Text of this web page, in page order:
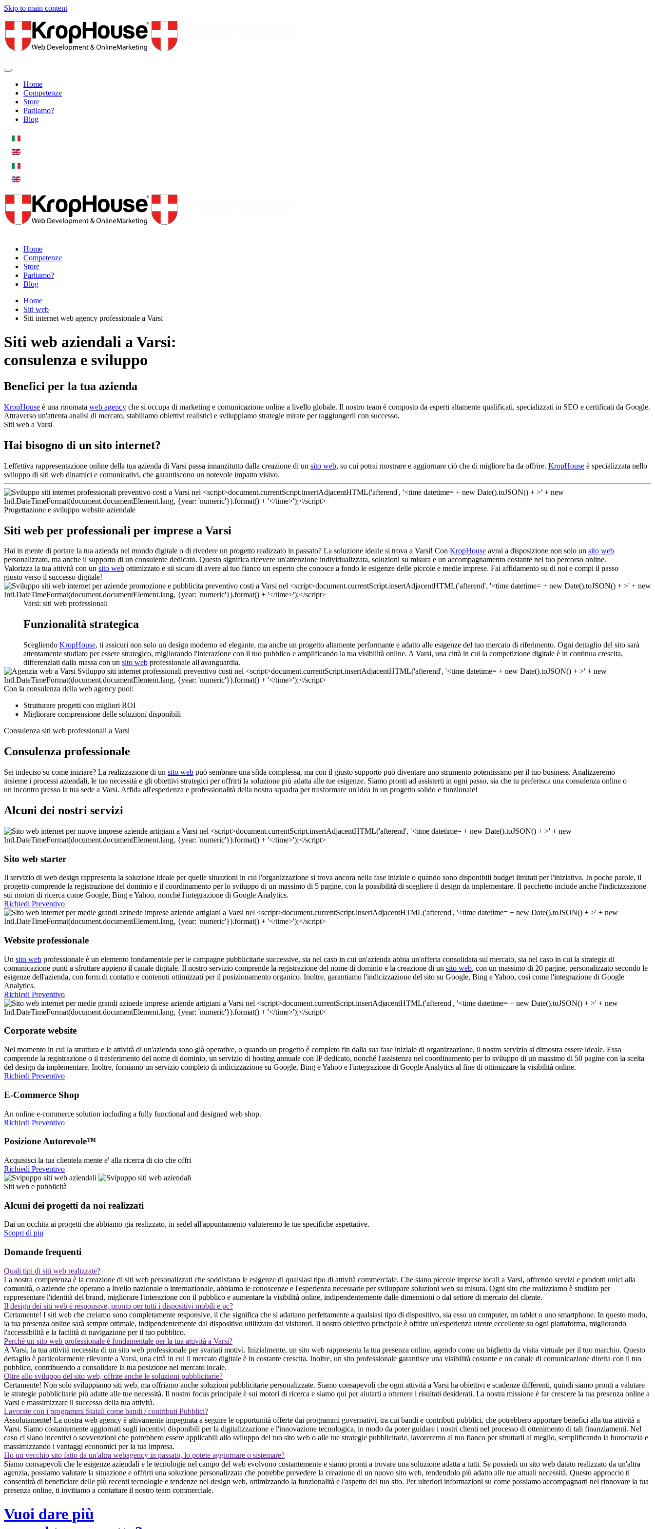
Skip to main content
Home
Competenze
Store
Parliamo?
Blog
Home
Competenze
Store
Parliamo?
Blog
Home
Siti web
Siti internet web agency professionale a Varsi
Siti web aziendali a Varsi:
consulenza e sviluppo
Benefici per la tua azienda
KropHouse è una rinomata web agency che si occupa di marketing e comunicazione online a livello globale. Il nostro team è composto da esperti altamente qualificati, specializzati in SEO e certificati da Google.
Attraverso un'attenta analisi di mercato, stabiliamo obiettivi realistici e sviluppiamo strategie mirate per raggiungerli con successo.
Siti web a Varsi
Hai bisogno di un sito internet?
Leffettiva rappresentazione online della tua azienda di Varsi passa innanzitutto dalla creazione di un sito web, su cui potrai mostrare e aggiornare ciò che di migliore ha da offrire. KropHouse è specializzata nello
sviluppo di siti web dinamici e comunicativi, che garantiscono un notevole impatto visivo.
Progettazione e sviluppo website aziendale
Siti web per professionali per imprese a Varsi
Hai in mente di portare la tua azienda nel mondo digitale o di rivedere un progetto realizzato in passato? La soluzione ideale si trova a Varsi! Con KropHouse avrai a disposizione non solo un sito web
personalizzato, ma anche il supporto di un consulente dedicato. Questo significa ricevere un'attenzione individualizzata, soluzioni su misura e un accompagnamento costante nel tuo percorso online.
Valorizza la tua attività con un sito web ottimizzato e sii sicuro di avere al tuo fianco un esperto che conosce a fondo le esigenze delle piccole e medie imprese. Fai affidamento su di noi e compi il passo
giusto verso il successo digitale!
Varsi: siti web professionali
Funzionalità strategica
Scegliendo KropHouse, ti assicuri non solo un design moderno ed elegante, ma anche un progetto altamente performante e adatto alle esigenze del tuo mercato di riferimento. Ogni dettaglio del sito sarà
attentamente studiato per essere strategico, migliorando l'interazione con il tuo pubblico e amplificando la tua visibilità online. A Varsi, una città in cui la competizione digitale è in continua crescita,
differenziati dalla massa con un sito web professionale all'avanguardia.
Con la consulenza della web agency puoi:
Strutturare progetti con migliori ROI
Migliorare comprensione delle soluzioni disponibili
Consulenza siti web professionali a Varsi
Consulenza professionale
Sei indeciso su come iniziare? La realizzazione di un sito web può sembrare una sfida complessa, ma con il giusto supporto può diventare uno strumento potentissimo per il tuo business. Analizzeremo
insieme i processi aziendali, le tue necessità e gli obiettivi strategici per offrirti la soluzione più adatta alle tue esigenze. Siamo pronti ad assisterti in ogni passo, sia che tu preferisca una consulenza online o
un incontro presso la tua sede a Varsi. Affida all'esperienza e professionalità della nostra squadra per trasformare un'idea in un progetto solido e funzionale!
Alcuni dei nostri servizi
Sito web starter
Il servizio di web design rappresenta la soluzione ideale per quelle situazioni in cui l'organizzazione si trova ancora nella fase iniziale o quando sono disponibili budget limitati per l'iniziativa. In poche parole, il
progetto comprende la registrazione del dominio e il coordinamento per lo sviluppo di un massimo di 5 pagine, con la possibilità di scegliere il design da implementare. Il pacchetto include anche l'indicizzazione
sui motori di ricerca come Google, Bing e Yahoo, nonché l'integrazione di Google Analytics.
Richiedi Preventivo
Website professionale
Un sito web professionale è un elemento fondamentale per le campagne pubblicitarie successive, sia nel caso in cui un'azienda abbia un'offerta consolidata sul mercato, sia nel caso in cui la strategia di
comunicazione punti a sfruttare appieno il canale digitale. Il nostro servizio comprende la registrazione del nome di dominio e la creazione di un sito web, con un massimo di 20 pagine, personalizzato secondo le
esigenze dell'azienda, con form di contatto e contenuti ottimizzati per il posizionamento organico. Inoltre, garantiamo l'indicizzazione del sito su Google, Bing e Yahoo, così come l'integrazione di Google
Analytics.
Richiedi Preventivo
Corporate website
Nel momento in cui la struttura e le attività di un'azienda sono già operative, o quando un progetto è completo fin dalla sua fase iniziale di organizzazione, il nostro servizio si dimostra essere ideale. Esso
comprende la registrazione o il trasferimento del nome di dominio, un servizio di hosting annuale con IP dedicato, nonché l'assistenza nel coordinamento per lo sviluppo di un massimo di 50 pagine con la scelta
del design da implementare. Inoltre, forniamo un servizio completo di indicizzazione su Google, Bing e Yahoo e l'integrazione di Google Analytics al fine di ottimizzare la visibilità online.
Richiedi Preventivo
E-Commerce Shop
An online e-commerce solution including a fully functional and designed web shop.
Richiedi Preventivo
Posizione Autorevole™
Acquisisci la tua clientela mente e' alla ricerca di cio che offri
Richiedi Preventivo
Siti web e pubblicità
Alcuni dei progetti da noi realizzati
Dai un occhita ai progetti che abbiamo gia realizzato, in sedel all'appuntamento valuteremo le tue specifiche aspettative.
Scopri di piu
Domande frequenti
Quali tipi di siti web realizzate?
La nostra competenza è la creazione di siti web personalizzati che soddisfano le esigenze di qualsiasi tipo di attività commerciale. Che siano piccole imprese locali a Varsi, offrendo servizi e prodotti unici alla
comunità, o aziende che operano a livello nazionale o internazionale, abbiamo le conoscenze e l'esperienza necessarie per sviluppare soluzioni web su misura. Ogni sito che realizziamo è studiato per
rappresentare l'identità del brand, migliorare l'interazione con il pubblico e aumentare la visibilità online, indipendentemente dalle dimensioni o dal settore di mercato del cliente.
Il design dei siti web è responsive, pronto per tutti i dispositivi mobili e pc?
Certamente! I siti web che creiamo sono completamente responsive, il che significa che si adattano perfettamente a qualsiasi tipo di dispositivo, sia esso un computer, un tablet o uno smartphone. In questo modo,
la tua presenza online sarà sempre ottimale, indipendentemente dal dispositivo utilizzato dai visitatori. Il nostro obiettivo principale è offrire un'esperienza utente eccellente su ogni piattaforma, migliorando
l'accessibilità e la facilità di navigazione per il tuo pubblico.
Perché un sito web professionale è fondamentale per la tua attività a Varsi?
A Varsi, la tua attività necessita di un sito web professionale per svariati motivi. Inizialmente, un sito web rappresenta la tua presenza online, agendo come un biglietto da visita virtuale per il tuo marchio. Questo
dettaglio è particolarmente rilevante a Varsi, una città in cui il mercato digitale è in costante crescita. Inoltre, un sito professionale garantisce una visibilità costante e un canale di comunicazione diretta con il tuo
pubblico, contribuendo a consolidare la tua posizione nel mercato locale.
Oltre allo sviluppo del sito web, offrite anche le soluzioni pubblicitarie?
Certamente! Non solo sviluppiamo siti web, ma offriamo anche soluzioni pubblicitarie personalizzate. Siamo consapevoli che ogni attività a Varsi ha obiettivi e scadenze differenti, quindi siamo pronti a valutare
le strategie pubblicitarie più adatte alle tue necessità. Il nostro focus principale è sui motori di ricerca e siamo qui per aiutarti a ottenere i risultati desiderati. La nostra missione è far crescere la tua presenza online a
Varsi e massimizzare il successo della tua attività.
Lavorate con i programmi Statali come bandi / contributi Pubblici?
Assolutamente! La nostra web agency è attivamente impegnata a seguire le opportunità offerte dai programmi governativi, tra cui bandi e contributi pubblici, che potrebbero apportare benefici alla tua attività a
Varsi. Siamo costantemente aggiornati sugli incentivi disponibili per la digitalizzazione e l'innovazione tecnologica, in modo da poter guidare i nostri clienti nel processo di ottenimento di tali finanziamenti. Nel
caso ci siano incentivi o sovvenzioni che potrebbero essere applicabili allo sviluppo del tuo sito web o alle tue strategie pubblicitarie, lavoreremo al tuo fianco per sfruttarli al meglio, semplificando la burocrazia e
massimizzando i vantaggi economici per la tua impresa.
Ho un vecchio sito fatto da un'altra webagency in passato, lo potete aggiornare o sistemare?
Siamo consapevoli che le esigenze aziendali e le tecnologie nel campo del web evolvono costantemente e siamo pronti a trovare una soluzione adatta a tutti. Se possiedi un sito web datato realizzato da un'altra
agenzia, possiamo valutare la situazione e offrirti una soluzione personalizzata che potrebbe prevedere la creazione di un nuovo sito web, rendendolo più adatto alle tue attuali necessità. Questo approccio ti
consentirà di beneficiare delle più recenti tecnologie e tendenze nel design web, ottimizzando la funzionalità e l'aspetto del tuo sito. Per ulteriori informazioni su come possiamo accompagnarti nel rinnovare la tua
presenza online, ti invitiamo a contattare il nostro team commerciale.
Vuoi dare più